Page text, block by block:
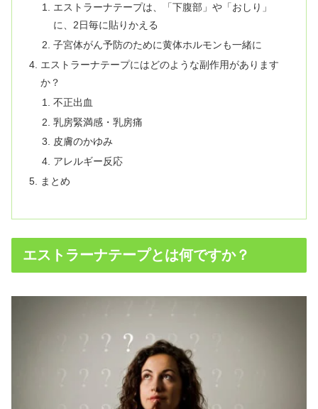
エストラーナテープは、「下腹部」や「おしり」
に、2日毎に貼りかえる
子宮体がん予防のために黄体ホルモンも一緒に
エストラーナテープにはどのような副作用があります
か？
不正出血
乳房緊満感・乳房痛
皮膚のかゆみ
アレルギー反応
まとめ
エストラーナテープとは何ですか？